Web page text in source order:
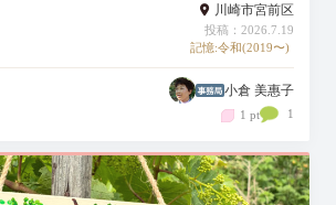
川崎市宮前区
投稿：2026.7.19
記憶:令和(2019〜)
小倉 美惠子
1 pt 1